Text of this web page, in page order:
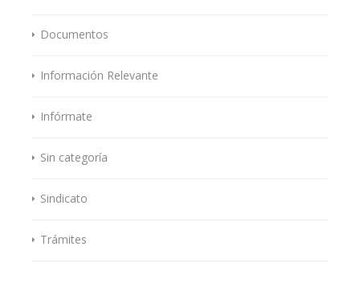
Documentos
Información Relevante
Infórmate
Sin categoría
Sindicato
Trámites